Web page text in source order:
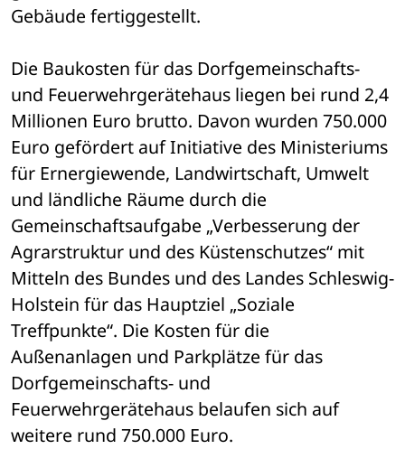
Gebäude fertiggestellt.
Die Baukosten für das Dorfgemeinschafts-
und Feuerwehrgerätehaus liegen bei rund 2,4
Millionen Euro brutto. Davon wurden 750.000
Euro gefördert auf Initiative des Ministeriums
für Ernergiewende, Landwirtschaft, Umwelt
und ländliche Räume durch die
Gemeinschaftsaufgabe „Verbesserung der
Agrarstruktur und des Küstenschutzes“ mit
Mitteln des Bundes und des Landes Schleswig-
Holstein für das Hauptziel „Soziale
Treffpunkte“. Die Kosten für die
Außenanlagen und Parkplätze für das
Dorfgemeinschafts- und
Feuerwehrgerätehaus belaufen sich auf
weitere rund 750.000 Euro.